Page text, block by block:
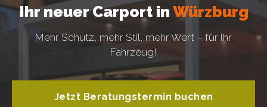
Ihr neuer Carport inWürzburg
Mehr Schutz, mehr Stil, mehr Wert – für Ihr
Fahrzeug!
Jetzt Beratungstermin buchen